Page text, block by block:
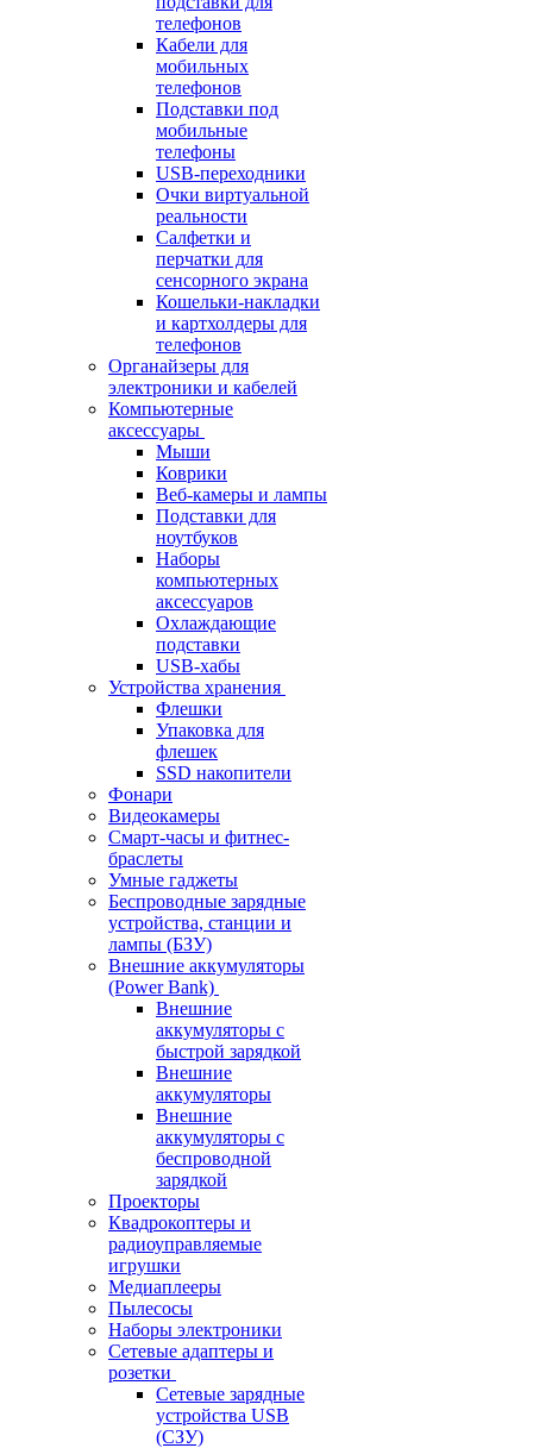
телефонов
Кабели для
мобильных
телефонов
Подставки под
мобильные
телефоны
USB-переходники
Очки виртуальной
реальности
Салфетки и
перчатки для
сенсорного экрана
Кошельки-накладки
и картхолдеры для
телефонов
Органайзеры для
электроники и кабелей
Компьютерные
аксессуары
Мыши
Коврики
Веб-камеры и лампы
Подставки для
ноутбуков
Наборы
компьютерных
аксессуаров
Охлаждающие
подставки
USB-хабы
Устройства хранения
Флешки
Упаковка для
флешек
SSD накопители
Фонари
Видеокамеры
Смарт-часы и фитнес-
браслеты
Умные гаджеты
Беспроводные зарядные
устройства, станции и
лампы (БЗУ)
Внешние аккумуляторы
(Power Bank)
Внешние
аккумуляторы с
быстрой зарядкой
Внешние
аккумуляторы
Внешние
аккумуляторы с
беспроводной
зарядкой
Проекторы
Квадрокоптеры и
радиоуправляемые
игрушки
Медиаплееры
Пылесосы
Наборы электроники
Сетевые адаптеры и
розетки
Сетевые зарядные
устройства USB
(СЗУ)